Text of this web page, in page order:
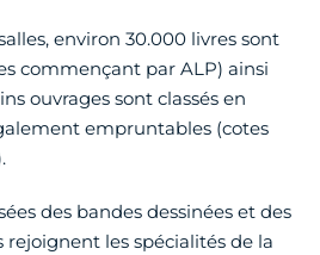
environ 30.000 livres sont
commençant par ALP) ainsi
ouvrages sont classés en
empruntables (cotes
des bandes dessinées et des
les spécialités de la